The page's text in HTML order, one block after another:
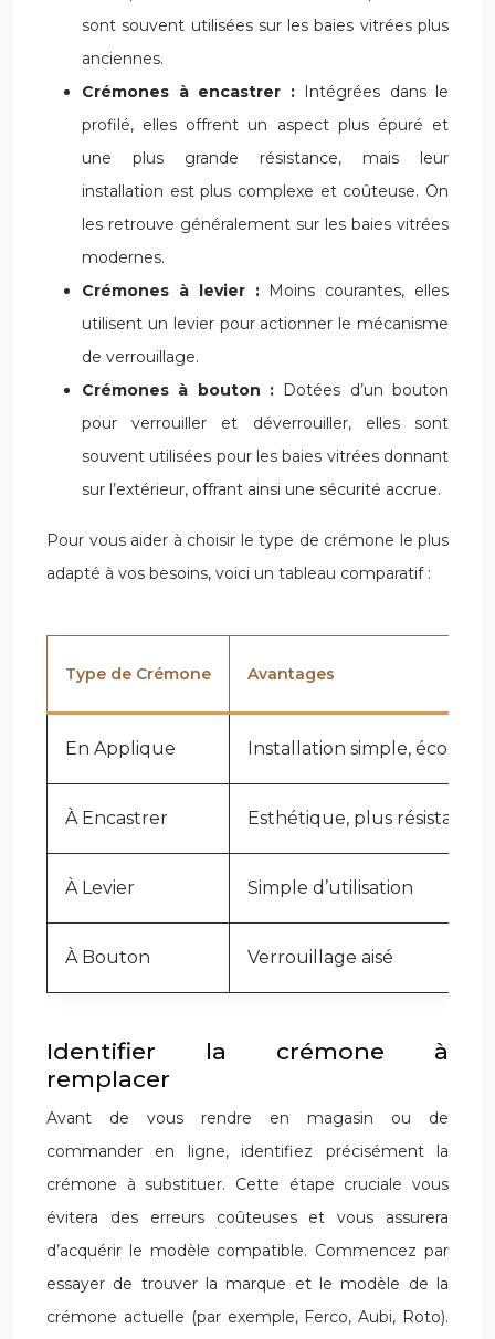
sont souvent utilisées sur les baies vitrées plus
anciennes.
Crémones à encastrer : Intégrées dans le
profilé, elles offrent un aspect plus épuré et
une plus grande résistance, mais leur
installation est plus complexe et coûteuse. On
les retrouve généralement sur les baies vitrées
modernes.
Crémones à levier : Moins courantes, elles
utilisent un levier pour actionner le mécanisme
de verrouillage.
Crémones à bouton : Dotées d’un bouton
pour verrouiller et déverrouiller, elles sont
souvent utilisées pour les baies vitrées donnant
sur l’extérieur, offrant ainsi une sécurité accrue.
Pour vous aider à choisir le type de crémone le plus
adapté à vos besoins, voici un tableau comparatif :
Type de Crémone Avantages
En Applique Installation simple,
À Encastrer Esthétique, plus résistante
À Levier Simple d’utilisation
À Bouton Verrouillage aisé
Identifier la crémone à
remplacer
Avant de vous rendre en magasin ou de
commander en ligne, identifiez précisément la
crémone à substituer. Cette étape cruciale vous
évitera des erreurs coûteuses et vous assurera
d’acquérir le modèle compatible. Commencez par
essayer de trouver la marque et le modèle de la
crémone actuelle (par exemple, Ferco, Aubi, Roto).